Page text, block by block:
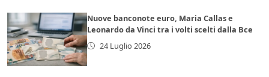
Nuove banconote euro, Maria Callas e
Leonardo da Vinci tra i volti scelti dalla Bce
24 Luglio 2026